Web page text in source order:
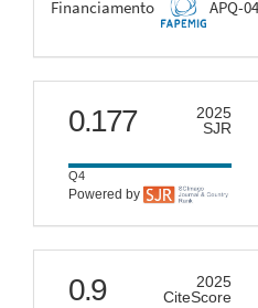
Financiamento APQ-
scimago
0.177
2025
SJR
Q4
Powered by
citescore
0.9
2025
CiteScore